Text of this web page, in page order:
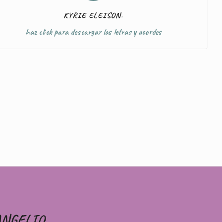
KYRIE ELEISON.
haz click para descargar las letras y acordes